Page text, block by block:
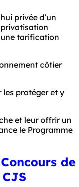
privée d’un
privatisation
tarification
côtier
les protéger et y
et leur offrir un
le Programme
de